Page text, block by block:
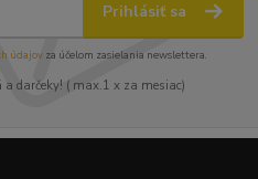
Prihlásiť sa
údajov za účelom zasielania newslettera.
darčeky! ( max.1 x za mesiac)